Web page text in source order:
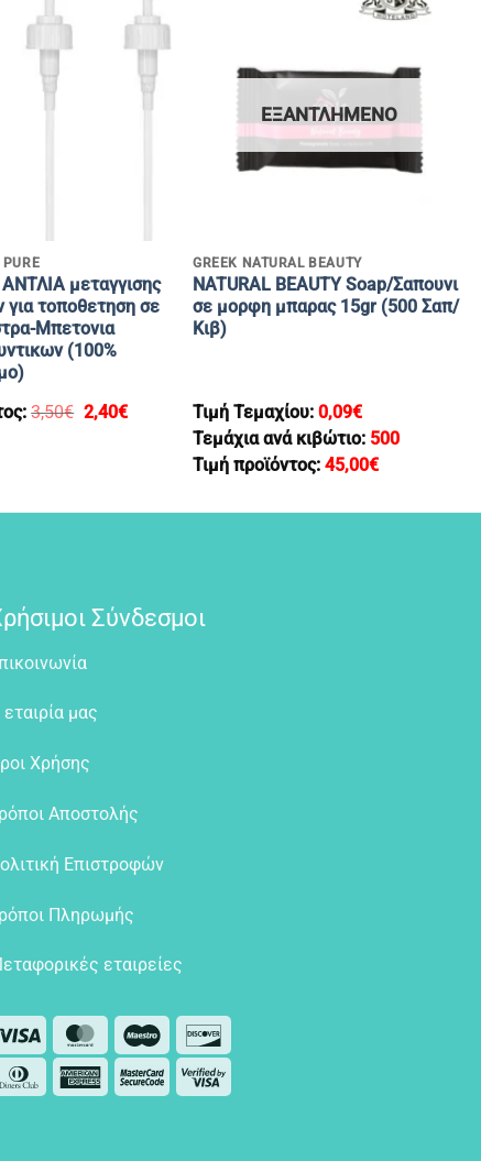
PURE
μεταγγισης
για τοποθετηση σε
Μπετονια
(100%
3,50€ Original
2,40€Η
τρέχουσα
ΕΞΑΝΤΛΗΜΈΝΟ
GREEK NATURAL BEAUTY
NATURAL BEAUTY Soap/Σαπουνι
σε μορφη μπαρας 15gr (500 Σαπ/
Κιβ)
Τιμή Τεμαχίου: 0,09€
Τεμάχια ανά κιβώτιο: 500
Τιμή προϊόντος: 45,00€
Σύνδεσμοι
εταιρία μας
Χρήσης
Αποστολής
Επιστροφών
Πληρωμής
εταιρείες
Visa MasterCardMaestro
Dinners AmericanMasterCard
Visa